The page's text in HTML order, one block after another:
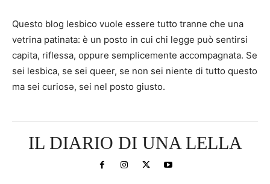
Questo blog lesbico vuole essere tutto tranne che una
vetrina patinata: è un posto in cui chi legge può sentirsi
capita, riflessa, oppure semplicemente accompagnata. Se
sei lesbica, se sei queer, se non sei niente di tutto questo
ma sei curiosə, sei nel posto giusto.
IL DIARIO DI UNA LELLA